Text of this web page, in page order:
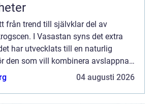
från trend till självklar del av
I Vasastan syns det extra
har utvecklats till en naturlig
den som vill kombinera avslappnad
genomtänkt mat. Här möts04 augusti 2026